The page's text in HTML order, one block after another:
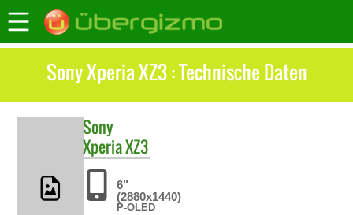
Sony Xperia XZ3 : Technische Daten
Sony
Xperia XZ3
6"
(2880x1440)
P-OLED